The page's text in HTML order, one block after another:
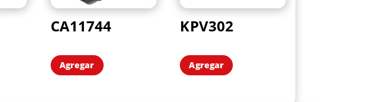
CA11744
Agregar
KPV302
Agregar